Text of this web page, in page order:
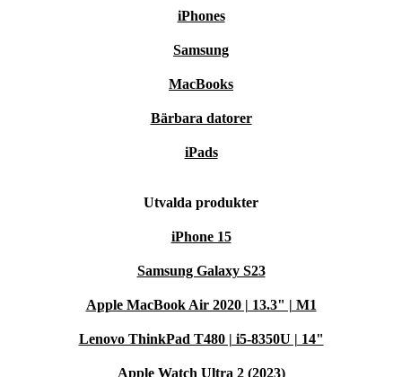
iPhones
Samsung
MacBooks
Bärbara datorer
iPads
Utvalda produkter
iPhone 15
Samsung Galaxy S23
Apple MacBook Air 2020 | 13.3" | M1
Lenovo ThinkPad T480 | i5-8350U | 14"
Apple Watch Ultra 2 (2023)